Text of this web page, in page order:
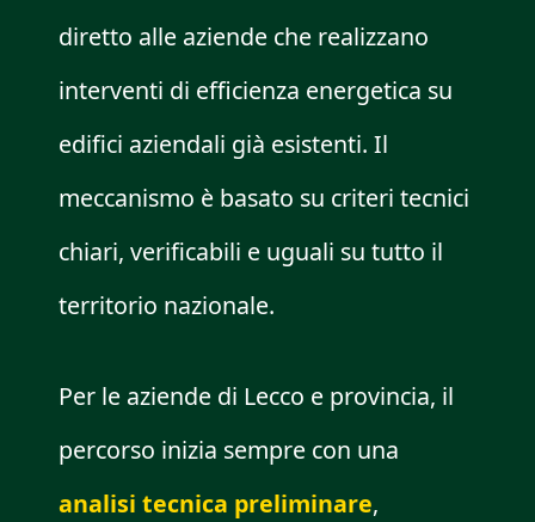
diretto alle aziende che realizzano
interventi di efficienza energetica su
edifici aziendali già esistenti. Il
meccanismo è basato su criteri tecnici
chiari, verificabili e uguali su tutto il
territorio nazionale.
Per le aziende di Lecco e provincia, il
percorso inizia sempre con una
analisi tecnica preliminare,